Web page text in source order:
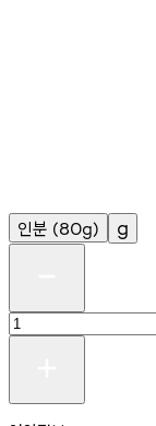
인분 (80g) g